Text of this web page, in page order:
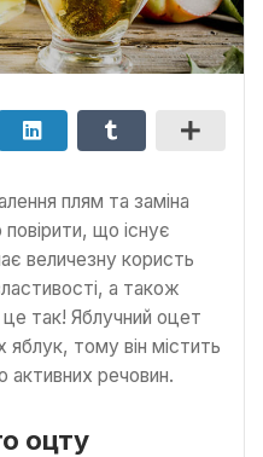
плям та заміна
що існує
величезну користь
а також
так! Яблучний оцет
тому він містить
активних речовин.
оцту